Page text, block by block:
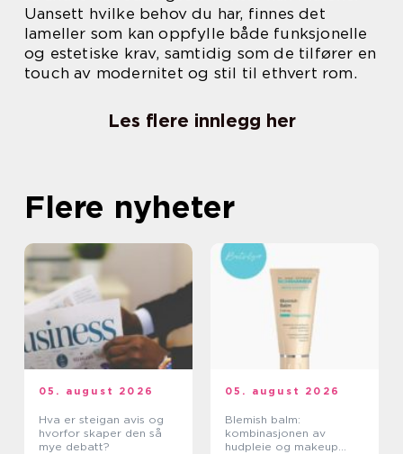
Uansett hvilke behov du har, finnes det
lameller som kan oppfylle både funksjonelle
og estetiske krav, samtidig som de tilfører en
touch av modernitet og stil til ethvert rom.
Les flere innlegg her
Flere nyheter
05. august 2026
Hva er steigan avis og
hvorfor skaper den så
mye debatt?
05. august 2026
Blemish balm:
kombinasjonen av
hudpleie og makeup